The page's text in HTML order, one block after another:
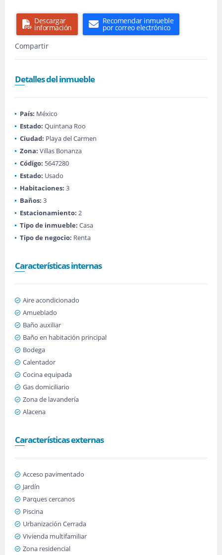
Descargar
información
Recomendar inmueble
por correo electrónico
Compartir
Detalles del inmueble
País: México
Estado: Quintana Roo
Ciudad: Playa del Carmen
Zona: Villas Bonanza
Código: 5647280
Estado: Usado
Habitaciones: 3
Baños: 3
Estacionamiento: 2
Tipo de inmueble: Casa
Tipo de negocio: Renta
Características internas
Aire acondicionado
Amueblado
Baño auxiliar
Baño en habitación principal
Bodega
Calentador
Cocina equipada
Gas domiciliario
Zona de lavandería
Alacena
Características externas
Acceso pavimentado
Jardín
Parques cercanos
Piscina
Urbanización Cerrada
Vivienda multifamiliar
Zona residencial